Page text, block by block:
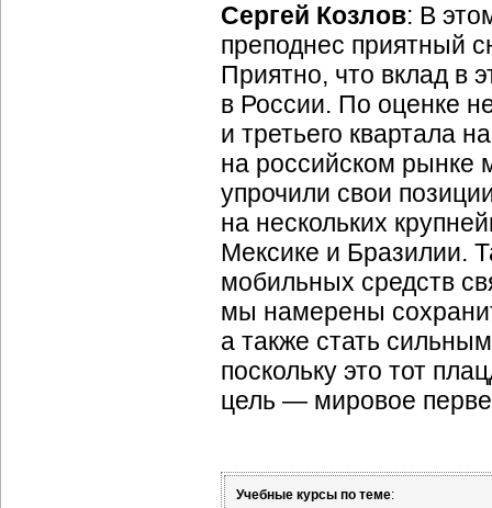
Сергей Козлов: В
преподнес приятный
Приятно, что вклад в
в России. По оценке
и третьего квартала
на российском рынке
упрочили свои
на нескольких
Мексике и Бразилии.
мобильных средств
мы намерены
а также стать
поскольку это тот
цель — мировое
Учебные курсы по теме: